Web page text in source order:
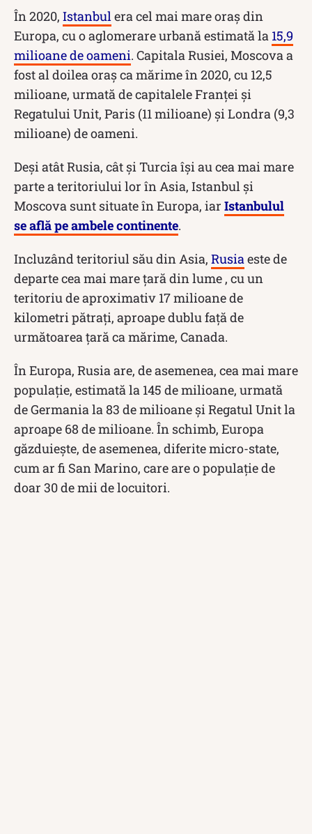
În 2020, Istanbul era cel mai mare oraș din
Europa, cu o aglomerare urbană estimată la 15,9
milioane de oameni. Capitala Rusiei, Moscova a
fost al doilea oraș ca mărime în 2020, cu 12,5
milioane, urmată de capitalele Franței și
Regatului Unit, Paris (11 milioane) și Londra (9,3
milioane) de oameni.
Deși atât Rusia, cât și Turcia își au cea mai mare
parte a teritoriului lor în Asia, Istanbul și
Moscova sunt situate în Europa, iar Istanbulul
se află pe ambele continente.
Incluzând teritoriul său din Asia, Rusia este de
departe cea mai mare țară din lume , cu un
teritoriu de aproximativ 17 milioane de
kilometri pătrați, aproape dublu față de
următoarea țară ca mărime, Canada.
În Europa, Rusia are, de asemenea, cea mai mare
populație, estimată la 145 de milioane, urmată
de Germania la 83 de milioane și Regatul Unit la
aproape 68 de milioane. În schimb, Europa
găzduiește, de asemenea, diferite micro-state,
cum ar fi San Marino, care are o populație de
doar 30 de mii de locuitori.